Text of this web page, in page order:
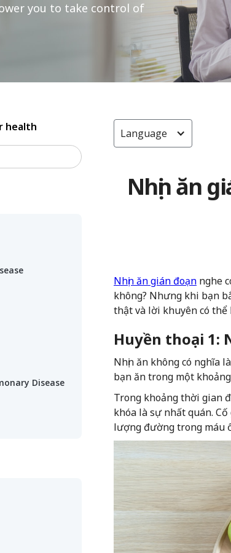
you to take control of
health
Disease
Language
Nhịn ăn
Nhịn ăn gián đoạnnghe
không? Nhưng khi bạn
thật và lời khuyên có thể
Huyền thoại 1:
Nhịn ăn không có nghĩa
bạn ăn trong một
Trong khoảng thời gian
khóa là sự nhất quán.
lượng đường trong máu